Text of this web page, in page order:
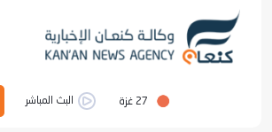
27 غزة البث المباشر